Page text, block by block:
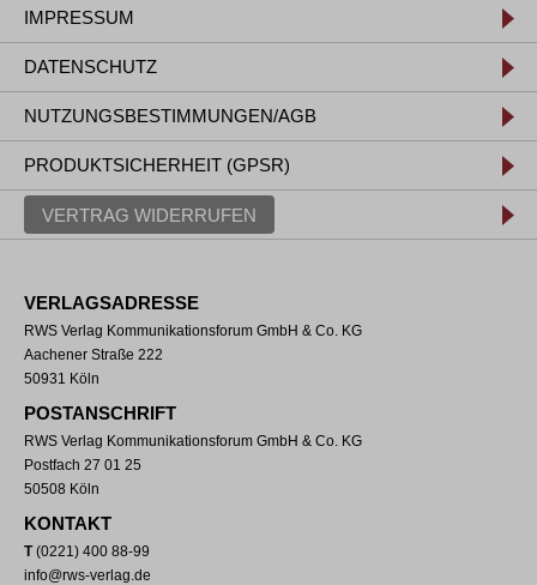
IMPRESSUM
DATENSCHUTZ
NUTZUNGSBESTIMMUNGEN/AGB
PRODUKTSICHERHEIT (GPSR)
VERTRAG WIDERRUFEN
VERLAGSADRESSE
RWS Verlag Kommunikationsforum GmbH & Co. KG
Aachener Straße 222
50931 Köln
POSTANSCHRIFT
RWS Verlag Kommunikationsforum GmbH & Co. KG
Postfach 27 01 25
50508 Köln
KONTAKT
T(0221) 400 88-99
info@rws-verlag.de